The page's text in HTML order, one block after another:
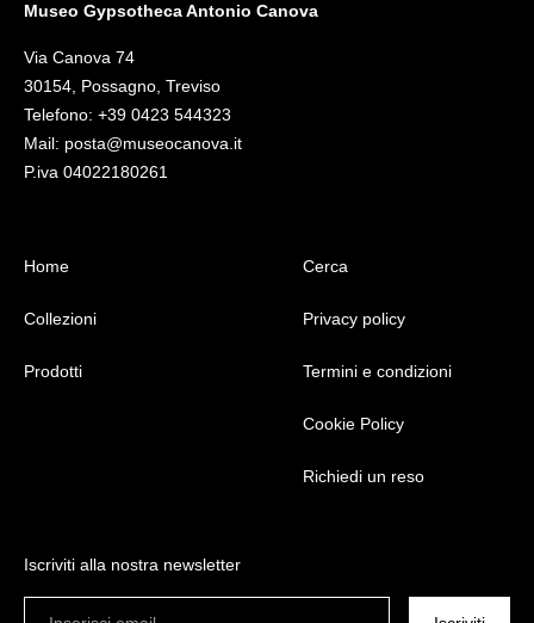
Museo Gypsotheca Antonio Canova
Via Canova 74
30154, Possagno, Treviso
Telefono: +39 0423 544323
Mail: posta@museocanova.it
P.iva 04022180261
Home
Collezioni
Prodotti
Cerca
Privacy policy
Termini e condizioni
Cookie Policy
Richiedi un reso
Iscriviti alla nostra newsletter